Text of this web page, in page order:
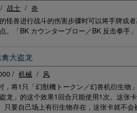
战士 / 炎
怪兽进行战斗的伤害步骤时可以将手牌或
。「BK カウンターブロー／BK 反击拳手
大盗龙
/ 机械 / 风
将1只「幻獣機トークン／幻兽机衍生物
龙」的这个效果1回合只能使用1次。这张
只要自己场上有衍生物存在，这张卡就不